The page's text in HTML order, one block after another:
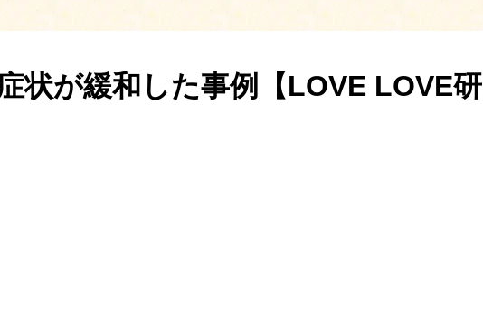
状が緩和した事例【LOVE LOVE研